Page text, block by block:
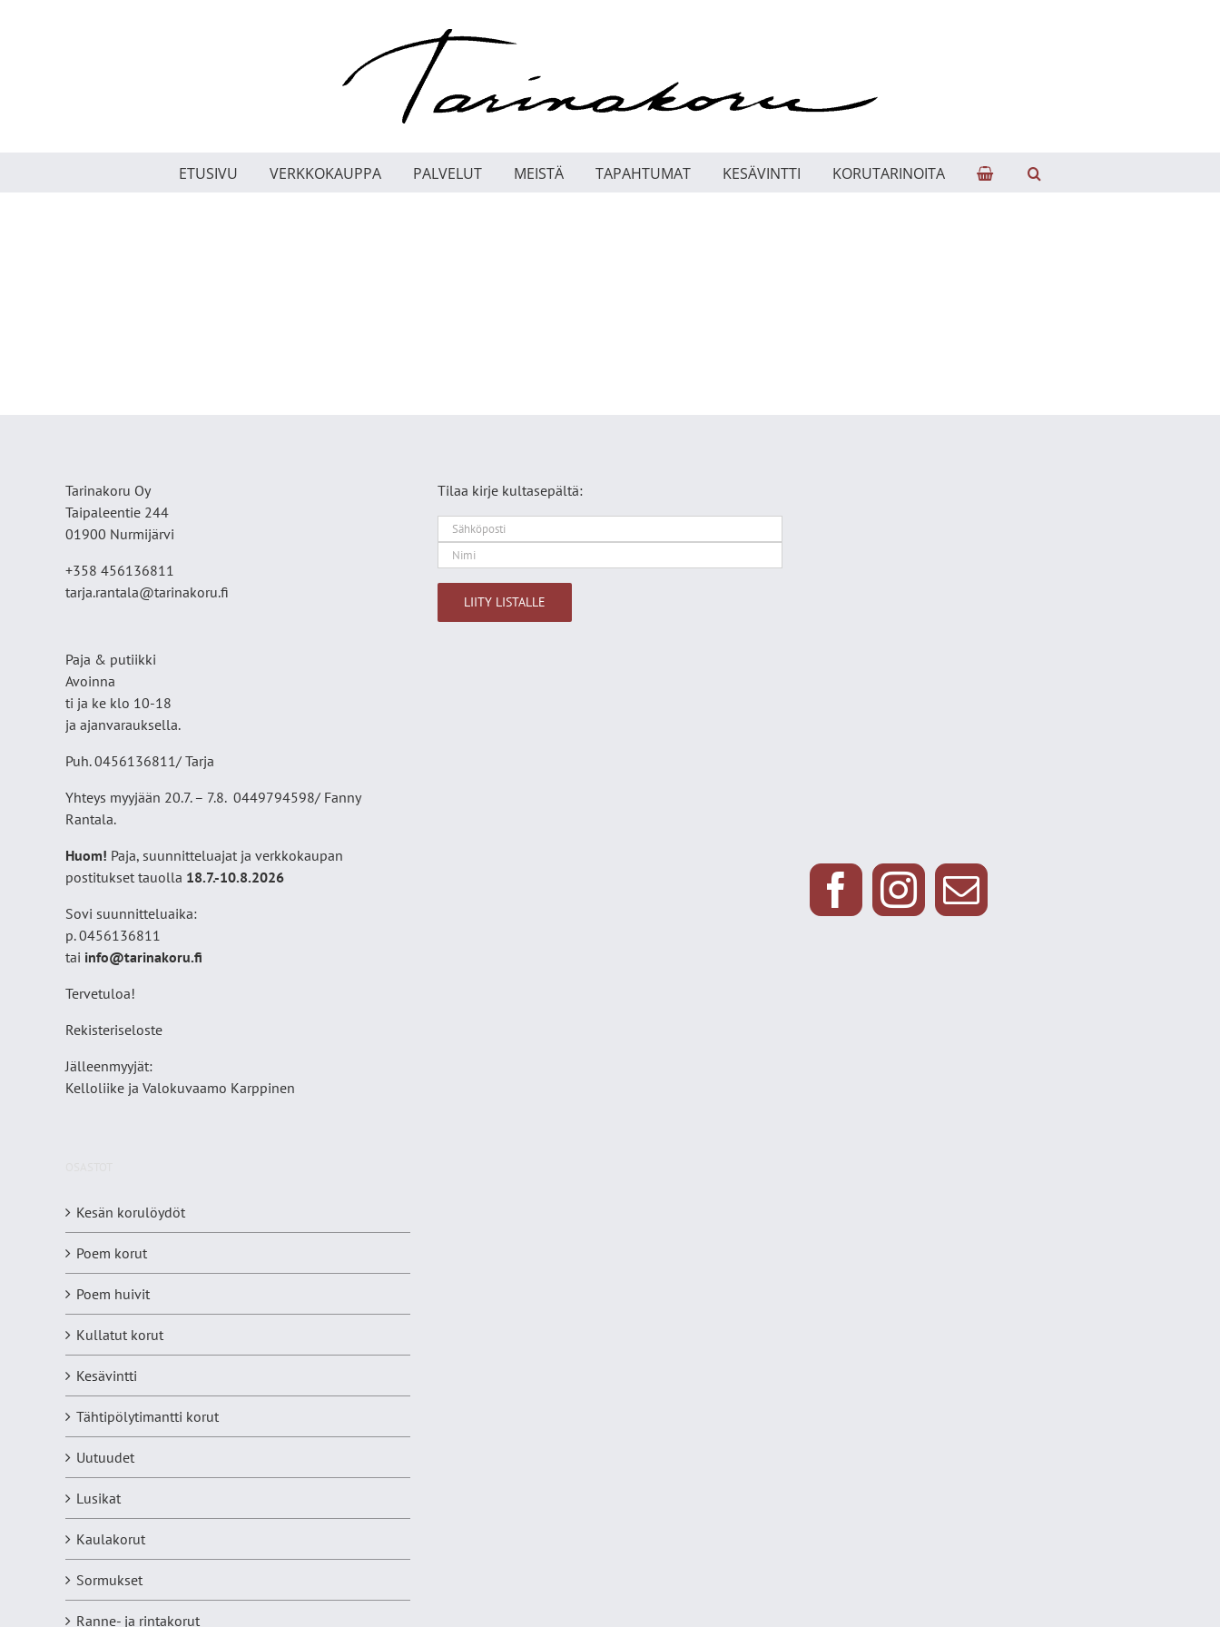
ETUSIVU VERKKOKAUPPA PALVELUT MEISTÄ TAPAHTUMAT KESÄVINTTI KORUTARINOITA
Tarinakoru Oy
Taipaleentie 244
01900 Nurmijärvi
+358 456136811
tarja.rantala@tarinakoru.fi
Paja & putiikki
Avoinna
ti ja ke klo 10-18
ja ajanvarauksella.
Puh. 0456136811/ Tarja
Yhteys myyjään 20.7. – 7.8. 0449794598/ Fanny
Rantala.
Huom! Paja, suunnitteluajat ja verkkokaupan
postitukset tauolla 18.7.-10.8.2026
Sovi suunnitteluaika:
p. 0456136811
tai info@tarinakoru.fi
Tervetuloa!
Rekisteriseloste
Jälleenmyyjät:
Kelloliike ja Valokuvaamo Karppinen
Kesän korulöydöt
Poem korut
Poem huivit
Kullatut korut
Kesävintti
Tähtipölytimantti korut
Uutuudet
Lusikat
Kaulakorut
Sormukset
Ranne- ja rintakorut
Tilaa kirje kultasepältä: